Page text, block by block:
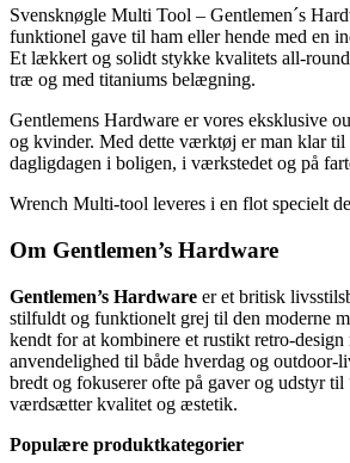
Svensknøgle Multi Tool – Gentlemen´s
funktionel gave til ham eller hende med en
Et lækkert og solidt stykke kvalitets all-
træ og med titaniums belægning.
Gentlemens Hardware er vores eksklusive
og kvinder. Med dette værktøj er man klar til
dagligdagen i boligen, i værkstedet og på
Wrench Multi-tool leveres i en flot specielt
Om Gentlemen’s Hardware
Gentlemen’s Hardware er et britisk
stilfuldt og funktionelt grej til den moderne
kendt for at kombinere et rustikt retro-design
anvendelighed til både hverdag og outdoor-
bredt og fokuserer ofte på gaver og udstyr til
værdsætter kvalitet og æstetik.
Populære produktkategorier